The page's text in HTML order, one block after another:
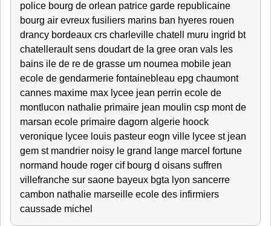
police bourg de orlean patrice garde republicaine
bourg air evreux fusiliers marins ban hyeres rouen
drancy bordeaux crs charleville chatell muru ingrid bt
chatellerault sens doudart de la gree oran vals les
bains ile de re de grasse um noumea mobile jean
ecole de gendarmerie fontainebleau epg chaumont
cannes maxime max lycee jean perrin ecole de
montlucon nathalie primaire jean moulin csp mont de
marsan ecole primaire dagorn algerie hoock
veronique lycee louis pasteur eogn ville lycee st jean
gem st mandrier noisy le grand lange marcel fortune
normand houde roger cif bourg d oisans suffren
villefranche sur saone bayeux bgta lyon sancerre
cambon nathalie marseille ecole des infirmiers
caussade michel